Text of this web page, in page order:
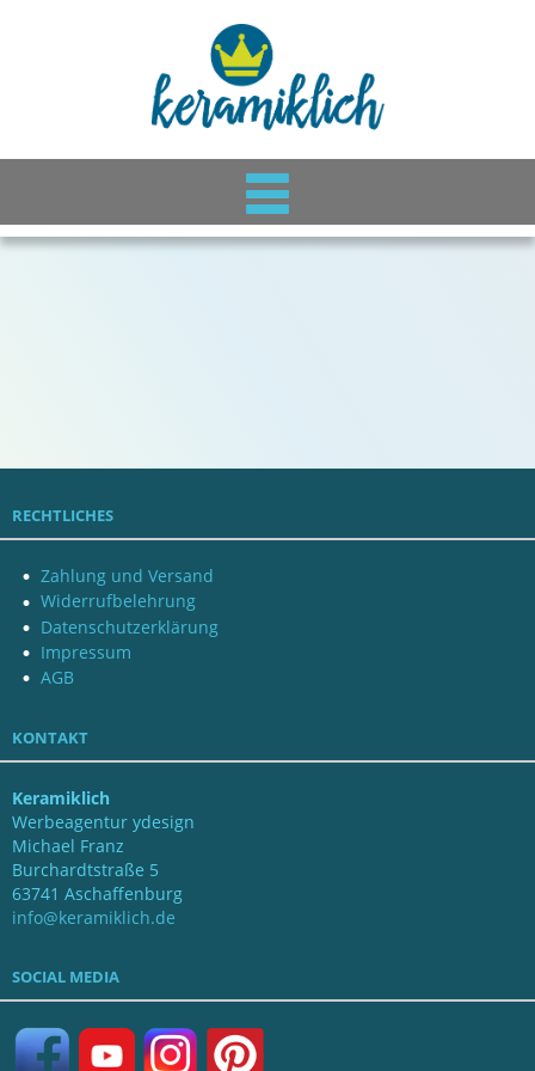
RECHTLICHES
Zahlung und Versand
Widerrufbelehrung
Datenschutzerklärung
Impressum
AGB
KONTAKT
Keramiklich
Werbeagentur ydesign
Michael Franz
Burchardtstraße 5
63741 Aschaffenburg
info@keramiklich.de
SOCIAL MEDIA